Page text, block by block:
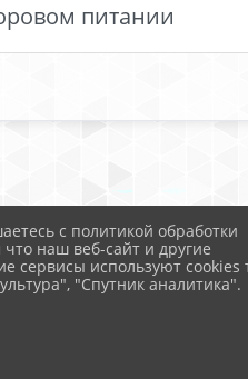
питании
с политикой обработки
наш веб-сайт и другие
сервисы используют cookies
"Спутник аналитика".